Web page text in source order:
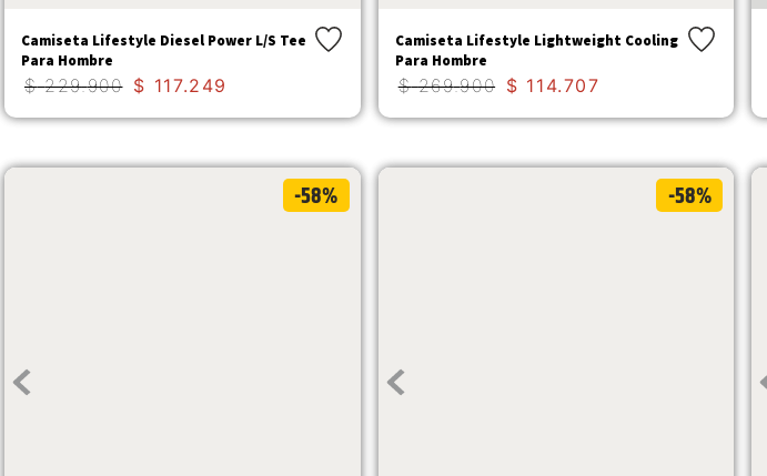
Camiseta Lifestyle Diesel Power L/S Tee
Para Hombre
$ 229.900 $ 117.249
Camiseta Lifestyle Lightweight Cooling
Para Hombre
$ 269.900 $ 114.707
-58% -58%